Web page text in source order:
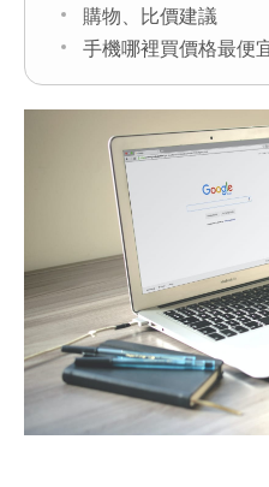
購物、比價建議
手機哪裡買價格最便